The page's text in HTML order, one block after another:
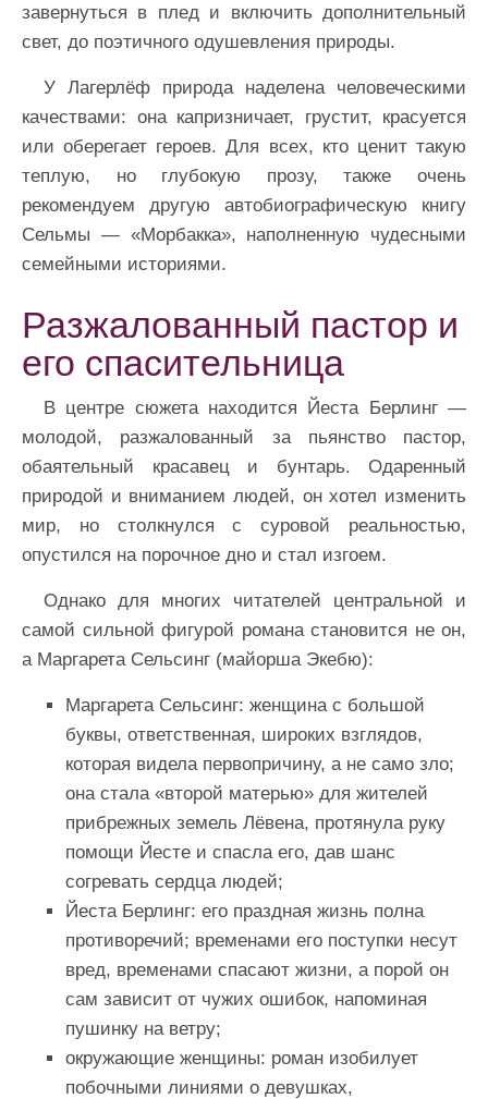
завернуться в плед и включить дополнительный
свет, до поэтичного одушевления природы.
У Лагерлёф природа наделена человеческими
качествами: она капризничает, грустит, красуется
или оберегает героев. Для всех, кто ценит такую
теплую, но глубокую прозу, также очень
рекомендуем другую автобиографическую книгу
Сельмы — «Морбакка», наполненную чудесными
семейными историями.
Разжалованный пастор и
его спасительница
В центре сюжета находится Йеста Берлинг —
молодой, разжалованный за пьянство пастор,
обаятельный красавец и бунтарь. Одаренный
природой и вниманием людей, он хотел изменить
мир, но столкнулся с суровой реальностью,
опустился на порочное дно и стал изгоем.
Однако для многих читателей центральной и
самой сильной фигурой романа становится не он,
а Маргарета Сельсинг (майорша Экебю):
Маргарета Сельсинг: женщина с большой
буквы, ответственная, широких взглядов,
которая видела первопричину, а не само зло;
она стала «второй матерью» для жителей
прибрежных земель Лёвена, протянула руку
помощи Йесте и спасла его, дав шанс
согревать сердца людей;
Йеста Берлинг: его праздная жизнь полна
противоречий; временами его поступки несут
вред, временами спасают жизни, а порой он
сам зависит от чужих ошибок, напоминая
пушинку на ветру;
окружающие женщины: роман изобилует
побочными линиями о девушках,